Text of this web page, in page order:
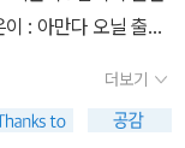
구 그림자일까
요. 아이들 생활에
지하철을 타고서싸
은 정말 사랑스러운
는 개판(?) 막스 뒤코
볼뤼빌리스>는 미술
형으로 표현하고 있
: 아만다 오닐 출판
국출판사 : 베틀북느
윌리엄 스타이그 지
더보기